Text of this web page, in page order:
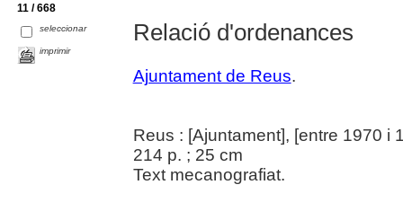
11 / 668
seleccionar
imprimir
Relació d'ordenances
Ajuntament de Reus.
Reus : [Ajuntament], [entre 1970 i
214 p. ; 25 cm
Text mecanografiat.